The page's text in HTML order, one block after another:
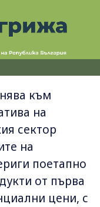
към
на
сектор
на
поетапно
от първа
цени, с